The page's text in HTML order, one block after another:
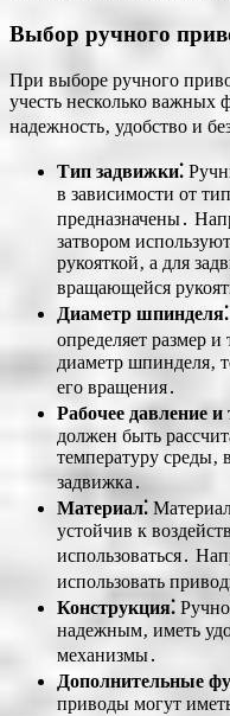
Выбор ручного
При выборе ручного
учесть несколько важных
надежность‚ удобство и
Тип задвижки⁚
в зависимости от
предназначены․
затвором
рукояткой‚ а для
вращающейся
Диаметр шпинделя⁚
определяет размер
диаметр шпинделя‚
его вращения․
Рабочее давление и
должен быть
температуру среды‚
задвижка․
Материал⁚
устойчив к
использоваться․
использовать
Конструкция⁚
надежным‚ иметь
механизмы․
Дополнительные
приводы могут